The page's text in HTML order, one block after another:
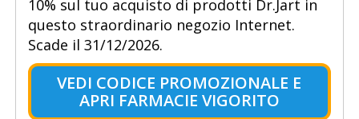
10% sul tuo acquisto di prodotti Dr.Jart in
questo straordinario negozio Internet.
Scade il 31/12/2026.
VEDI CODICE PROMOZIONALE E
APRI FARMACIE VIGORITO